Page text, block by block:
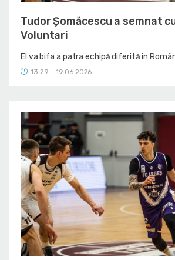
Tudor Șomăcescu a semnat
Voluntari
El va bifa a patra echipă diferită în
13:29 19.06.2026